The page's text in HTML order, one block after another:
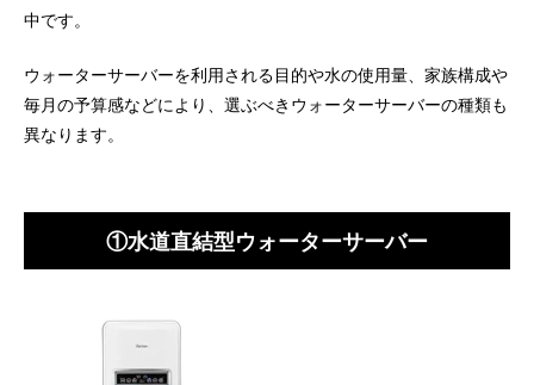
中です。
ウォーターサーバーを利用される目的や水の使用量、家族構成や
毎月の予算感などにより、選ぶべきウォーターサーバーの種類も
異なります。
①水道直結型ウォーターサーバー